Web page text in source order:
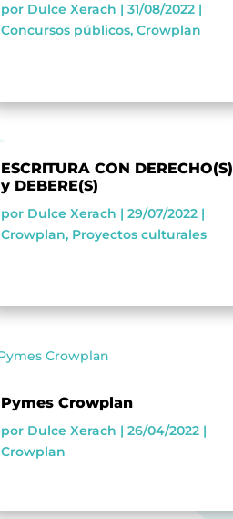
por Dulce Xerach |31/08/2022 |
Concursos públicos,Crowplan
ESCRITURA CON DERECHO(S)
y DEBERE(S)
por Dulce Xerach |29/07/2022 |
Crowplan, Proyectos culturales
Pymes Crowplan
por Dulce Xerach |26/04/2022 |
Crowplan